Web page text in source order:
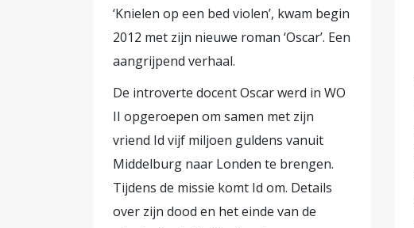
‘Knielen op een bed violen’, kwam begin
2012 met zijn nieuwe roman ‘Oscar’. Een
aangrijpend verhaal.
De introverte docent Oscar werd in WO
II opgeroepen om samen met zijn
vriend Id vijf miljoen guldens vanuit
Middelburg naar Londen te brengen.
Tijdens de missie komt Id om. Details
over zijn dood en het einde van de